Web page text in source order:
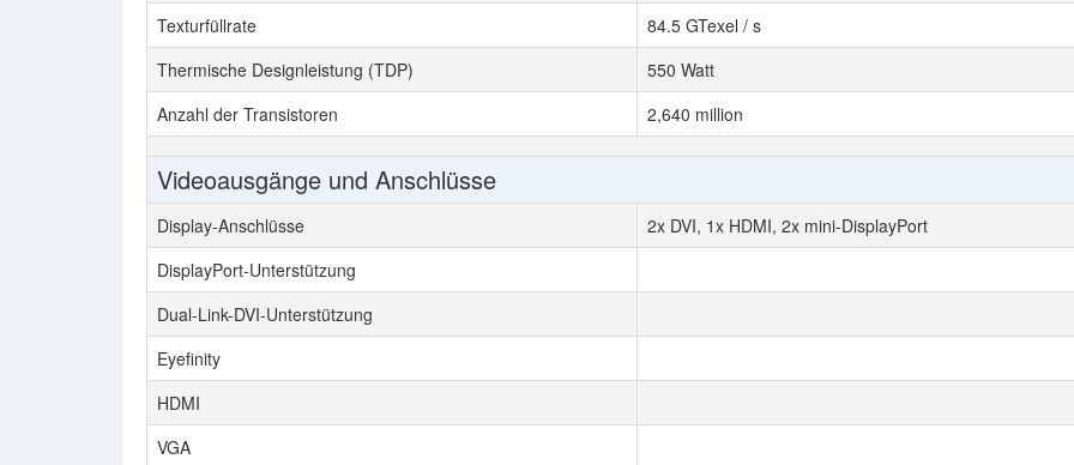
Texturfüllrate
84.5 GTexel / s
Thermische Designleistung (TDP)
550 Watt
Anzahl der Transistoren
2,640 million
Videoausgänge und Anschlüsse
Display-Anschlüsse
2x DVI, 1x HDMI, 2x mini-DisplayPort
DisplayPort-Unterstützung
Dual-Link-DVI-Unterstützung
Eyefinity
HDMI
VGA